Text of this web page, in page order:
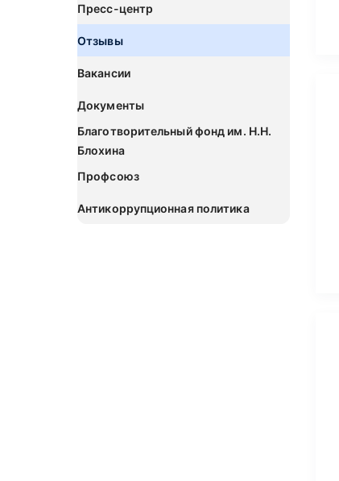
Пресс-центр
Отзывы
Вакансии
Документы
Благотворительный фонд им. Н.Н.
Блохина
Профсоюз
Антикоррупционная политика